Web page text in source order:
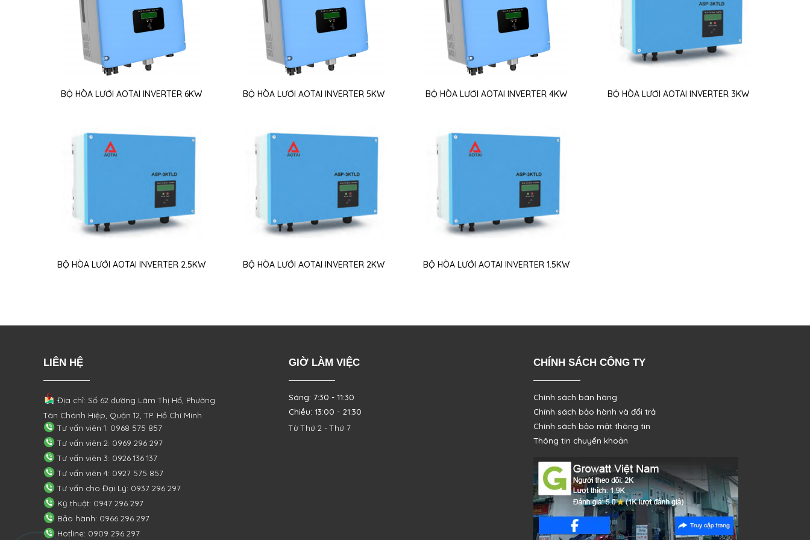
BỘ HÒA LƯỚI AOTAI INVERTER 6KW BỘ HÒA LƯỚI AOTAI INVERTER 5KW BỘ HÒA LƯỚI AOTAI INVERTER 4KW BỘ HÒA LƯỚI AOTAI INVERTER 3KW
BỘ HÒA LƯỚI AOTAI INVERTER 2.5KW BỘ HÒA LƯỚI AOTAI INVERTER 2KW BỘ HÒA LƯỚI AOTAI INVERTER 1.5KW
LIÊN HỆ
Địa chỉ: Số 62 đường Lâm Thị Hố, Phường
Tân Chánh Hiệp, Quận 12, TP. Hồ Chí Minh
Tư vấn viên 1: 0968 575 857
Tư vấn viên 2: 0969 296 297
Tư vấn viên 3: 0926 136 137
Tư vấn viên 4: 0927 575 857
Tư vấn cho Đại Lý: 0937 296 297
Kỹ thuật: 0947 296 297
Bảo hành: 0966 296 297
Hotline: 0909 296 297
GIỜ LÀM VIỆC
Sáng: 7:30 - 11:30
Chiều: 13:00 - 21:30
Từ Thứ 2 - Thứ 7
CHÍNH SÁCH CÔNG TY
Chính sách bán hàng
Chính sách bảo hành và đổi trả
Chính sách bảo mật thông tin
Thông tin chuyển khoản